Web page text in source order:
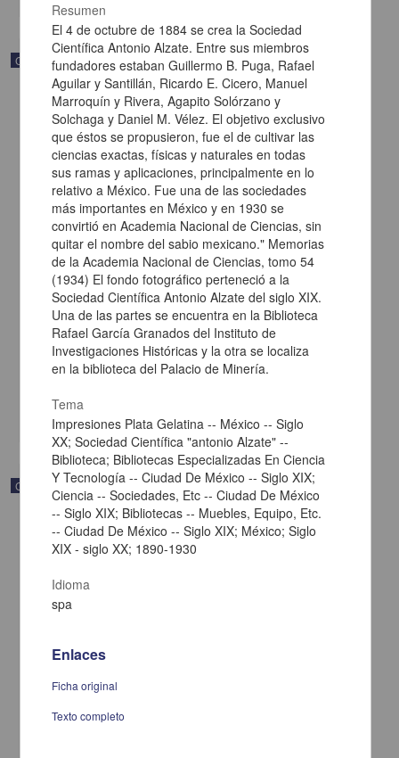
Correspondencia postal
Carta de Francisco Martínez Baca a Francisco I. Madero
felicitándolo por el triunfo de la causa
Martínez Baca, Francisco
[sin fecha]
Correspondencia postal
Resumen
El 4 de octubre de 1884 se crea la Sociedad
Científica Antonio Alzate. Entre sus miembros
fundadores estaban Guillermo B. Puga, Rafael
Aguilar y Santillán, Ricardo E. Cicero, Manuel
Marroquín y Rivera, Agapito Solórzano y
Solchaga y Daniel M. Vélez. El objetivo exclusivo
que éstos se propusieron, fue el de cultivar las
ciencias exactas, físicas y naturales en todas
sus ramas y aplicaciones, principalmente en lo
relativo a México. Fue una de las sociedades
más importantes en México y en 1930 se
convirtió en Academia Nacional de Ciencias, sin
quitar el nombre del sabio mexicano." Memorias
de la Academia Nacional de Ciencias, tomo 54
(1934) El fondo fotográfico perteneció a la
Sociedad Científica Antonio Alzate del siglo XIX.
Una de las partes se encuentra en la Biblioteca
Rafael García Granados del Instituto de
Investigaciones Históricas y la otra se localiza
en la biblioteca del Palacio de Minería.
Tema
Impresiones Plata Gelatina -- México -- Siglo
XX; Sociedad Científica "antonio Alzate" --
Biblioteca; Bibliotecas Especializadas En Ciencia
Y Tecnología -- Ciudad De México -- Siglo XIX;
Ciencia -- Sociedades, Etc -- Ciudad De México
-- Siglo XIX; Bibliotecas -- Muebles, Equipo, Etc.
-- Ciudad De México -- Siglo XIX; México; Siglo
XIX - siglo XX; 1890-1930
Idioma
spa
Enlaces
Ficha original
Texto completo